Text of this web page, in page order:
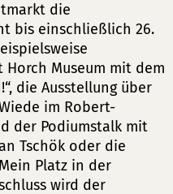
die
bis einschließlich 26.
Museum mit dem
die Ausstellung über
im Robert-
der Podiumstalk mit
Tschök oder die
Platz in der
wird der